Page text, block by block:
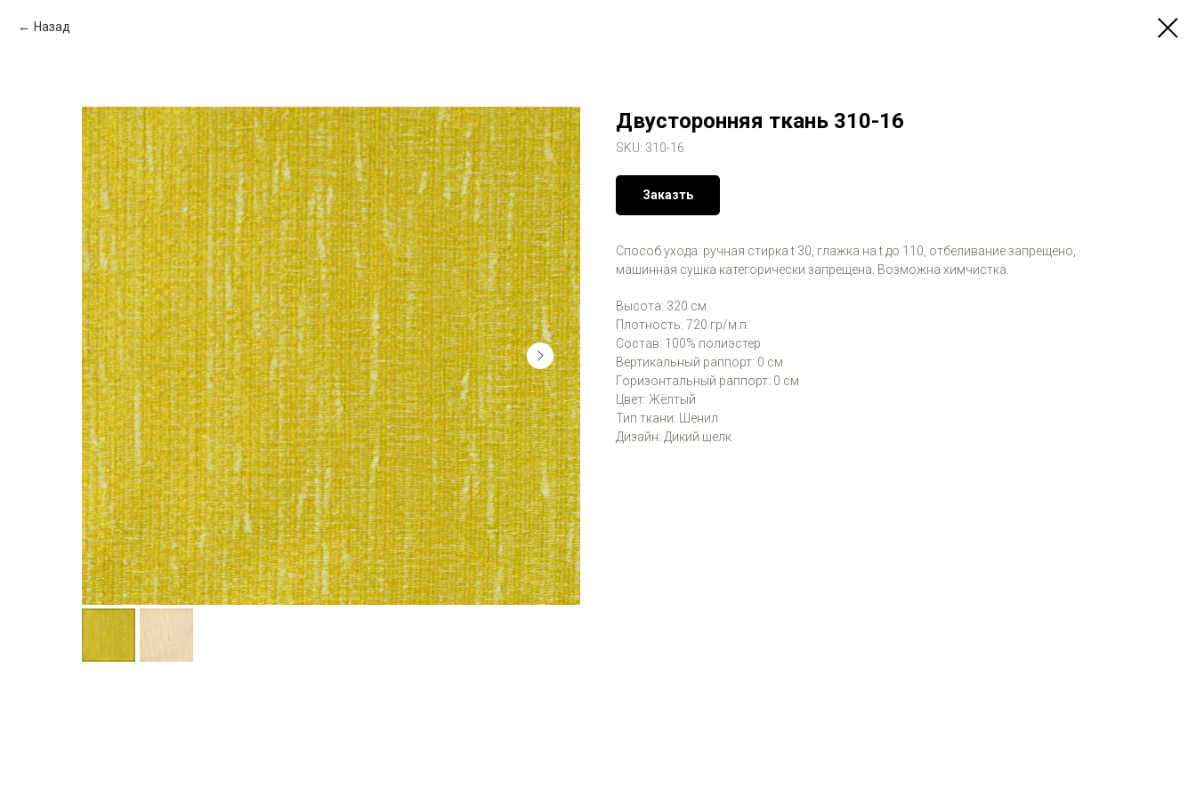
Назад
Двусторонняя ткань 310-16
SKU: 310-16
Заказть
Способ ухода: ручная стирка t 30, глажка на t до 110, отбеливание запрещено,
машинная сушка категорически запрещена. Возможна химчистка.
Высота: 320 см
Плотность: 720 гр/м.п.
Состав: 100% полиэстер
Вертикальный раппорт: 0 см
Горизонтальный раппорт: 0 см
Цвет: Жёлтый
Тип ткани: Шенил
Дизайн: Дикий шелк